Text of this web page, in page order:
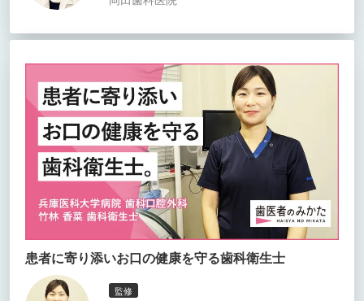
患者に寄り添いお口の健康を守る歯科衛生士
監修